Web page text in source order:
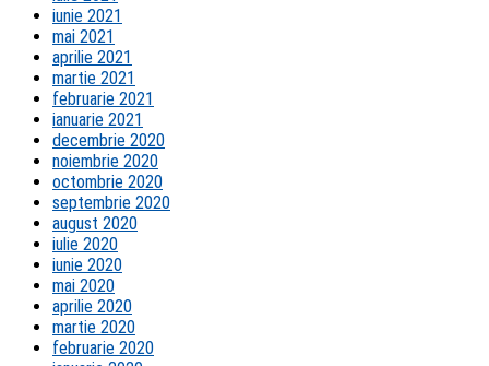
iunie 2021
mai 2021
aprilie 2021
martie 2021
februarie 2021
ianuarie 2021
decembrie 2020
noiembrie 2020
octombrie 2020
septembrie 2020
august 2020
iulie 2020
iunie 2020
mai 2020
aprilie 2020
martie 2020
februarie 2020